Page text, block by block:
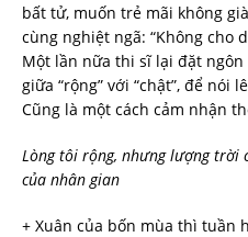
bất tử, muốn trẻ mãi không
cùng nghiệt ngã: “Không cho
Một lần nữa thi sĩ lại đặt
giữa “rộng” với “chật”, để
Cũng là một cách cảm nhận
Lòngtôi rộng, nhưng lượng trời
của nhân gian
+ Xuân của bốn mùa thì tuần